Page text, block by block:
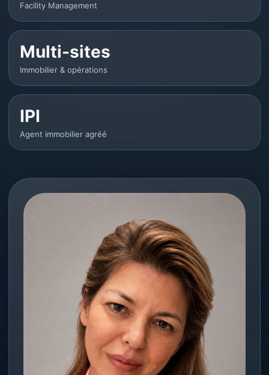
Facility Management
Multi-sites
Immobilier & opérations
IPI
Agent immobilier agréé